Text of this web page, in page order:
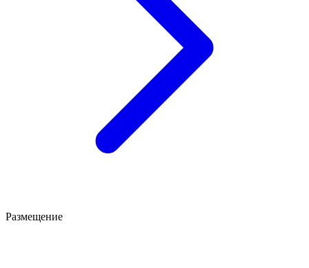
Размещение